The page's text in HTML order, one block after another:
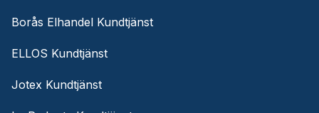
Borås Elhandel Kundtjänst
ELLOS Kundtjänst
Jotex Kundtjänst